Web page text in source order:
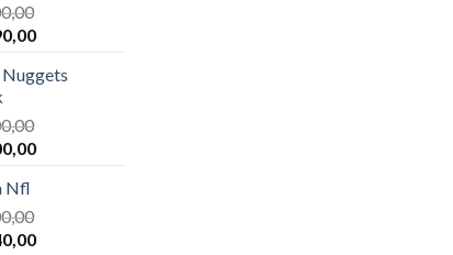
El
actual
Nuggets
El
$ 70.200,00.
Nfl
El